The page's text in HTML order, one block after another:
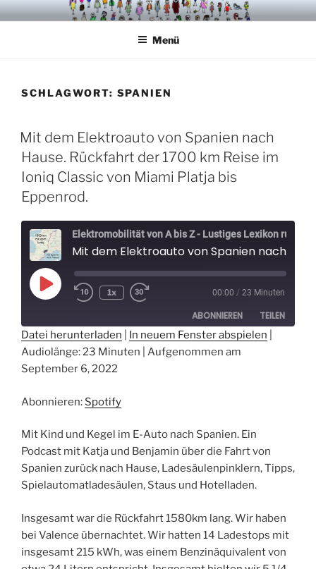
Zum
InhaltVÖGELCARTOONS
Menü
SCHLAGWORT: SPANIEN
Mit dem Elektroauto von Spanien nach
Hause. Rückfahrt der 1700 km Reise im
Ioniq Classic von Miami Platja bis
Eppenrod.
Play
Episode
1x 00:00 / 23 Minuten
ABONNIEREN TEILEN
Spotify
TEILEN
Datei herunterladen In neuem Fenster abspielen
Audiolänge: 23 Minuten
Aufgenommen am
September 6, 2022
Abonnieren: Spotify
Mit Kind und Kegel im E-Auto nach Spanien. Ein
Podcast mit Katja und Benjamin über die Fahrt von
Spanien zurück nach Hause, Ladesäulenpinklern, Tipps,
Spielautomatladesäulen, Staus und Hotelladen.
Insgesamt war die Rückfahrt 1580km lang. Wir haben
bei Valence übernachtet. Wir hatten 14 Ladestops mit
insgesamt 215 kWh, was einem Benzinäquivalent von